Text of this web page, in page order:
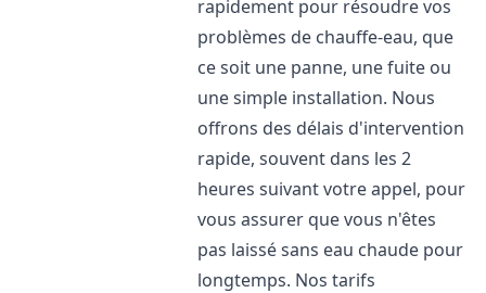
rapidement pour résoudre vos
problèmes de chauffe-eau, que
ce soit une panne, une fuite ou
une simple installation. Nous
offrons des délais d'intervention
rapide, souvent dans les 2
heures suivant votre appel, pour
vous assurer que vous n'êtes
pas laissé sans eau chaude pour
longtemps. Nos tarifs